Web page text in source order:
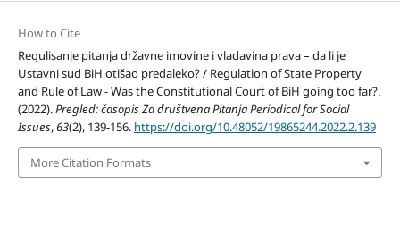
How to Cite
Regulisanje pitanja državne imovine i vladavina prava – da li je
Ustavni sud BiH otišao predaleko? / Regulation of State Property
and Rule of Law - Was the Constitutional Court of BiH going too far?.
(2022).Pregled: časopis Za društvena Pitanja Periodical for Social
Issues,63(2), 139-156. https://doi.org/10.48052/19865244.2022.2.139
More Citation Formats